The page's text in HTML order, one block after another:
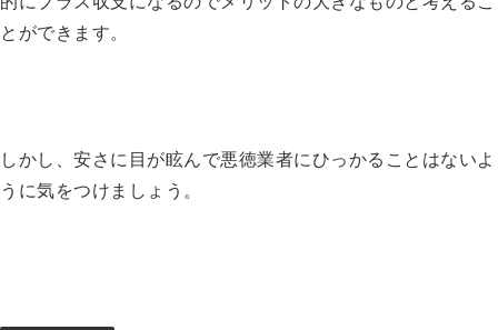
とができます。
しかし、安さに目が眩んで悪徳業者にひっかることはないよ
うに気をつけましょう。